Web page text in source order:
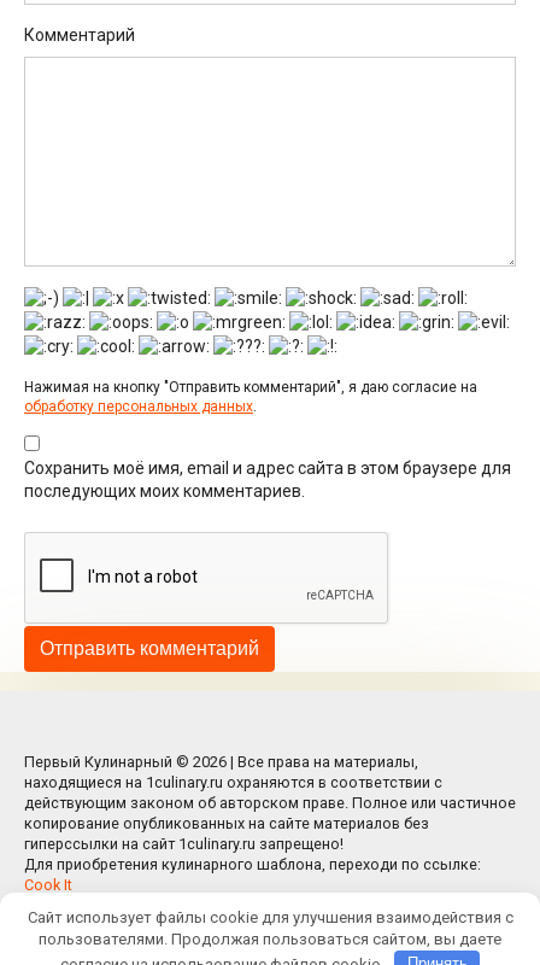
Комментарий
Нажимая на кнопку "Отправить комментарий", я даю согласие на
обработку персональных данных
Сохранить моё имя, email и адрес сайта в этом браузере для
последующих моих комментариев.
Первый Кулинарный © 2026 | Все права на материалы,
находящиеся на 1culinary.ru охраняются в соответствии с
действующим законом об авторском праве. Полное или частичное
копирование опубликованных на сайте материалов без
гиперссылки на сайт 1culinary.ru запрещено!
Для приобретения кулинарного шаблона, переходи по ссылке:
Cook It
Сайт использует файлы cookie для улучшения взаимодействия с
пользователями. Продолжая пользоваться сайтом, вы даете